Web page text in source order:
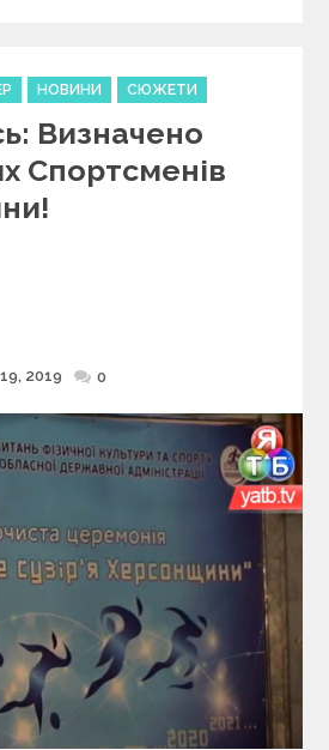
НОВИНИ СЮЖЕТИ
Визначено
Спортсменів
Posted
2019 0